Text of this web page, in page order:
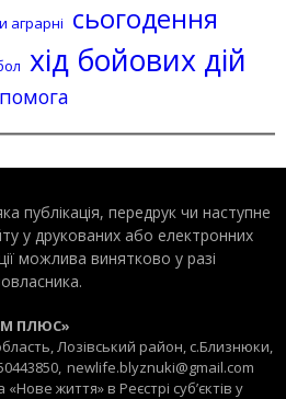
аграрні сьогодення
хід бойових дій
публiкацiя, передрук чи наступне
у друкованих або електронних
можлива винятково у разі
ПЛЮС»
Лозівський район, с.Близнюки,
newlife.blyznuki@gmail.com
життя» в Реєстрі суб’єктів у